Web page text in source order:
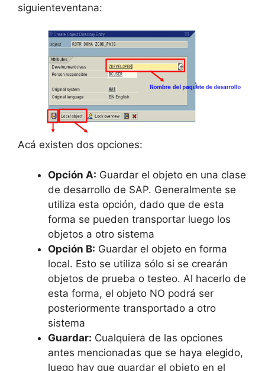
siguienteventana:
Acá existen dos opciones:
Opción A: Guardar el objeto en una clase
de desarrollo de SAP. Generalmente se
utiliza esta opción, dado que de esta
forma se pueden transportar luego los
objetos a otro sistema
Opción B: Guardar el objeto en forma
local. Esto se utiliza sólo si se crearán
objetos de prueba o testeo. Al hacerlo de
esta forma, el objeto NO podrá ser
posteriormente transportado a otro
sistema
Guardar: Cualquiera de las opciones
antes mencionadas que se haya elegido,
luego hay que guardar el objeto en el